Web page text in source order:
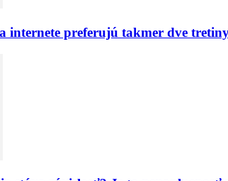
internete preferujú takmer dve